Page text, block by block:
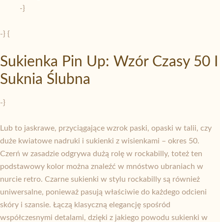
-}
-} {
Sukienka Pin Up: Wzór Czasy 50 I
Suknia Ślubna
-}
Lub to jaskrawe, przyciągające wzrok paski, opaski w talii, czy
duże kwiatowe nadruki i sukienki z wisienkami – okres 50.
Czerń w zasadzie odgrywa dużą rolę w rockabilly, toteż ten
podstawowy kolor można znaleźć w mnóstwo ubraniach w
nurcie retro. Czarne sukienki w stylu rockabilly są również
uniwersalne, ponieważ pasują właściwie do każdego odcieni
skóry i szansie. Łączą klasyczną elegancję spośród
współczesnymi detalami, dzięki z jakiego powodu sukienki w